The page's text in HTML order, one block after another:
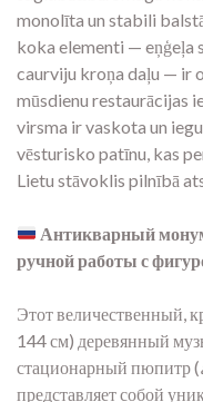
monolīta un stabili
koka elementi — eņģeļa
caurviju kroņa daļu — ir
mūsdienu restaurācijas
virsma ir vaskota un
vēsturisko patīnu, kas
Lietu stāvoklis pilnībā
Антикварный
ручной работы с
Этот величественный,
144 см) деревянный
стационарный пюпитр (
представляет собой